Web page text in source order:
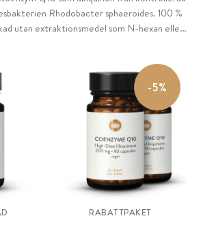
Rhodobacter sphaeroides. 100 %
utan extraktionsmedel som N-hexan eller
-5%
RABATTPAKET